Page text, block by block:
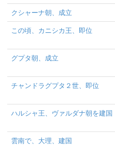
クシャーナ朝、成立
この頃、カニシカ王、即位
グプタ朝、成立
チャンドラグプタ２世、即位
ハルシャ王、ヴァルダナ朝を建国
雲南で、大理、建国